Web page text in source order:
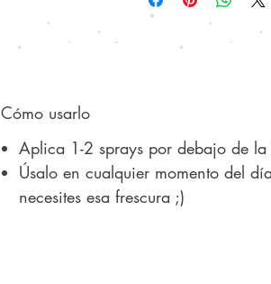
natural de aceites
por sus
Diseñado para
una alternativa
Cómo usarlo
Aplica 1-2 sprays por debajo de la
Úsalo en cualquier momento del
necesites esa frescura ;)